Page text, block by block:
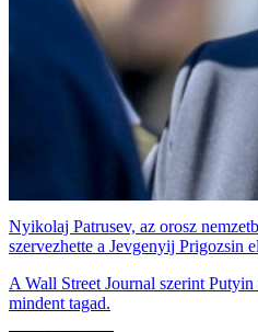
Nyikolaj Patrusev, az orosz
szervezhette a Jevgenyij Prigozsin
A Wall Street Journal szerint
mindent tagad.